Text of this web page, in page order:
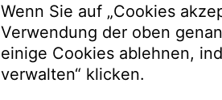
Wenn Sie auf „Cookies
Verwendung der oben
einige Cookies ablehnen,
verwalten“ klicken.